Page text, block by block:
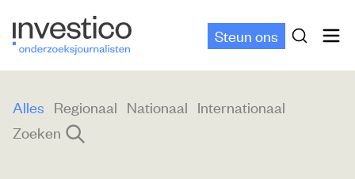
Steun ons
Alles Regionaal Nationaal Internationaal
Zoeken